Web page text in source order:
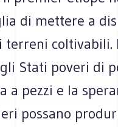
di mettere a
coltivabili.
Stati poveri di
a pezzi e la
possano